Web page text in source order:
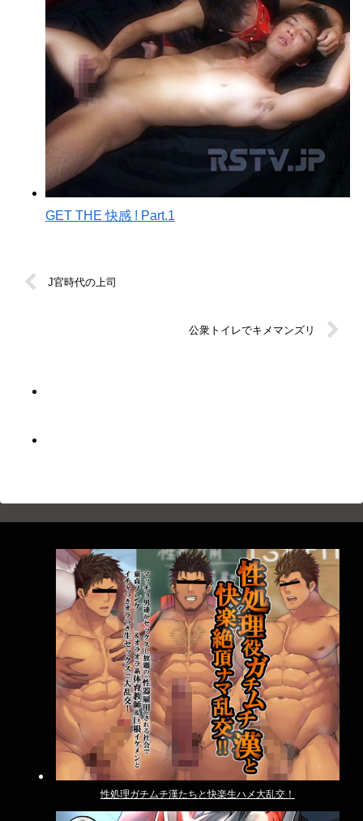
GET THE 快感 ! Part.1
J官時代の上司
公衆トイレでキメマンズリ
性処理ガチムチ漢たちと快楽生ハメ大乱交！